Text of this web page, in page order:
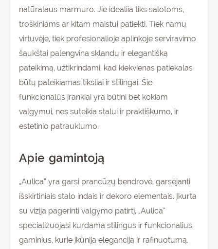
natūralaus marmuro. Jie idealiia tiks salotoms,
troškiniams ar kitam maistui patiekti. Tiek namų
virtuvėje, tiek profesionalioje aplinkoje serviravimo
šaukštai palengvina sklandų ir elegantišką
pateikimą, užtikrindami, kad kiekvienas patiekalas
būtų pateikiamas tiksliai ir stilingai. Šie
funkcionalūs įrankiai yra būtini bet kokiam
valgymui, nes suteikia stalui ir praktiškumo, ir
estetinio patrauklumo.
Apie gamintoją
„Aulica“ yra garsi prancūzų bendrovė, garsėjanti
išskirtiniais stalo indais ir dekoro elementais. Įkurta
su vizija pagerinti valgymo patirtį, „Aulica“
specializuojasi kurdama stilingus ir funkcionalius
gaminius, kurie įkūnija eleganciją ir rafinuotumą.